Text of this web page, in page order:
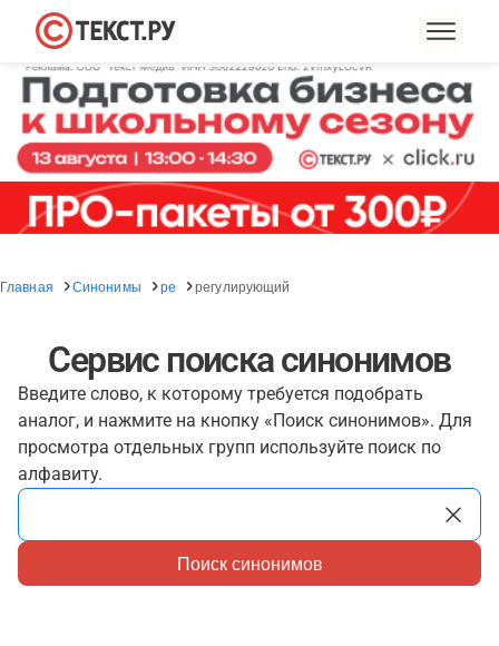
Главная Синонимы ре регулирующий
Сервис поиска синонимов
Введите слово, к которому требуется подобрать
аналог, и нажмите на кнопку «Поиск синонимов». Для
просмотра отдельных групп используйте поиск по
алфавиту.
Поиск синонимов